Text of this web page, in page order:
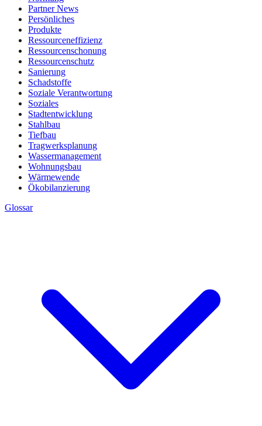
Partner News
Persönliches
Produkte
Ressourceneffizienz
Ressourcenschonung
Ressourcenschutz
Sanierung
Schadstoffe
Soziale Verantwortung
Soziales
Stadtentwicklung
Stahlbau
Tiefbau
Tragwerksplanung
Wassermanagement
Wohnungsbau
Wärmewende
Ökobilanzierung
Glossar